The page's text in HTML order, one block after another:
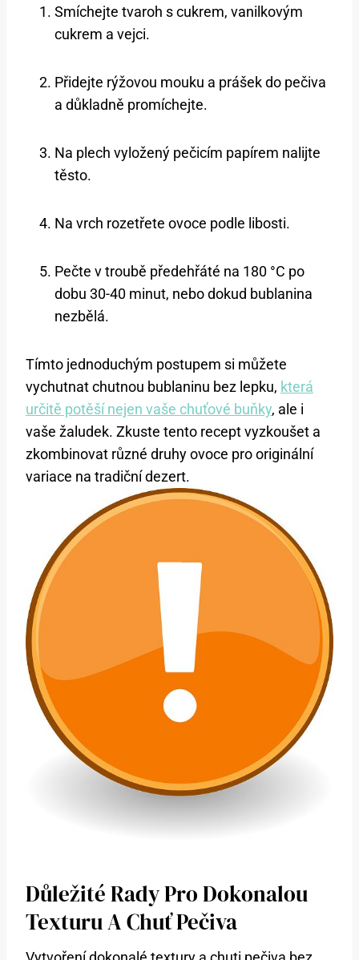
Smíchejte tvaroh s cukrem, vanilkovým
cukrem a vejci.
Přidejte rýžovou mouku a prášek do pečiva
a důkladně promíchejte.
Na plech vyložený pečicím papírem nalijte
těsto.
Na vrch rozetřete ovoce podle libosti.
Pečte v troubě předehřáté na 180 °C po
dobu 30-40 minut, nebo dokud bublanina
nezbělá.
Tímto jednoduchým postupem si můžete
vychutnat chutnou bublaninu bez lepku, která
určitě potěší nejen vaše chuťové buňky, ale i
vaše žaludek. Zkuste tento recept vyzkoušet a
zkombinovat různé druhy ovoce pro originální
variace na tradiční dezert.
Důležité Rady Pro Dokonalou
Texturu A Chuť Pečiva